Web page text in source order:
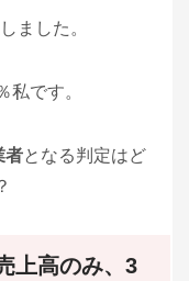
ました。
私です。
者となる判定はど
上高のみ、3